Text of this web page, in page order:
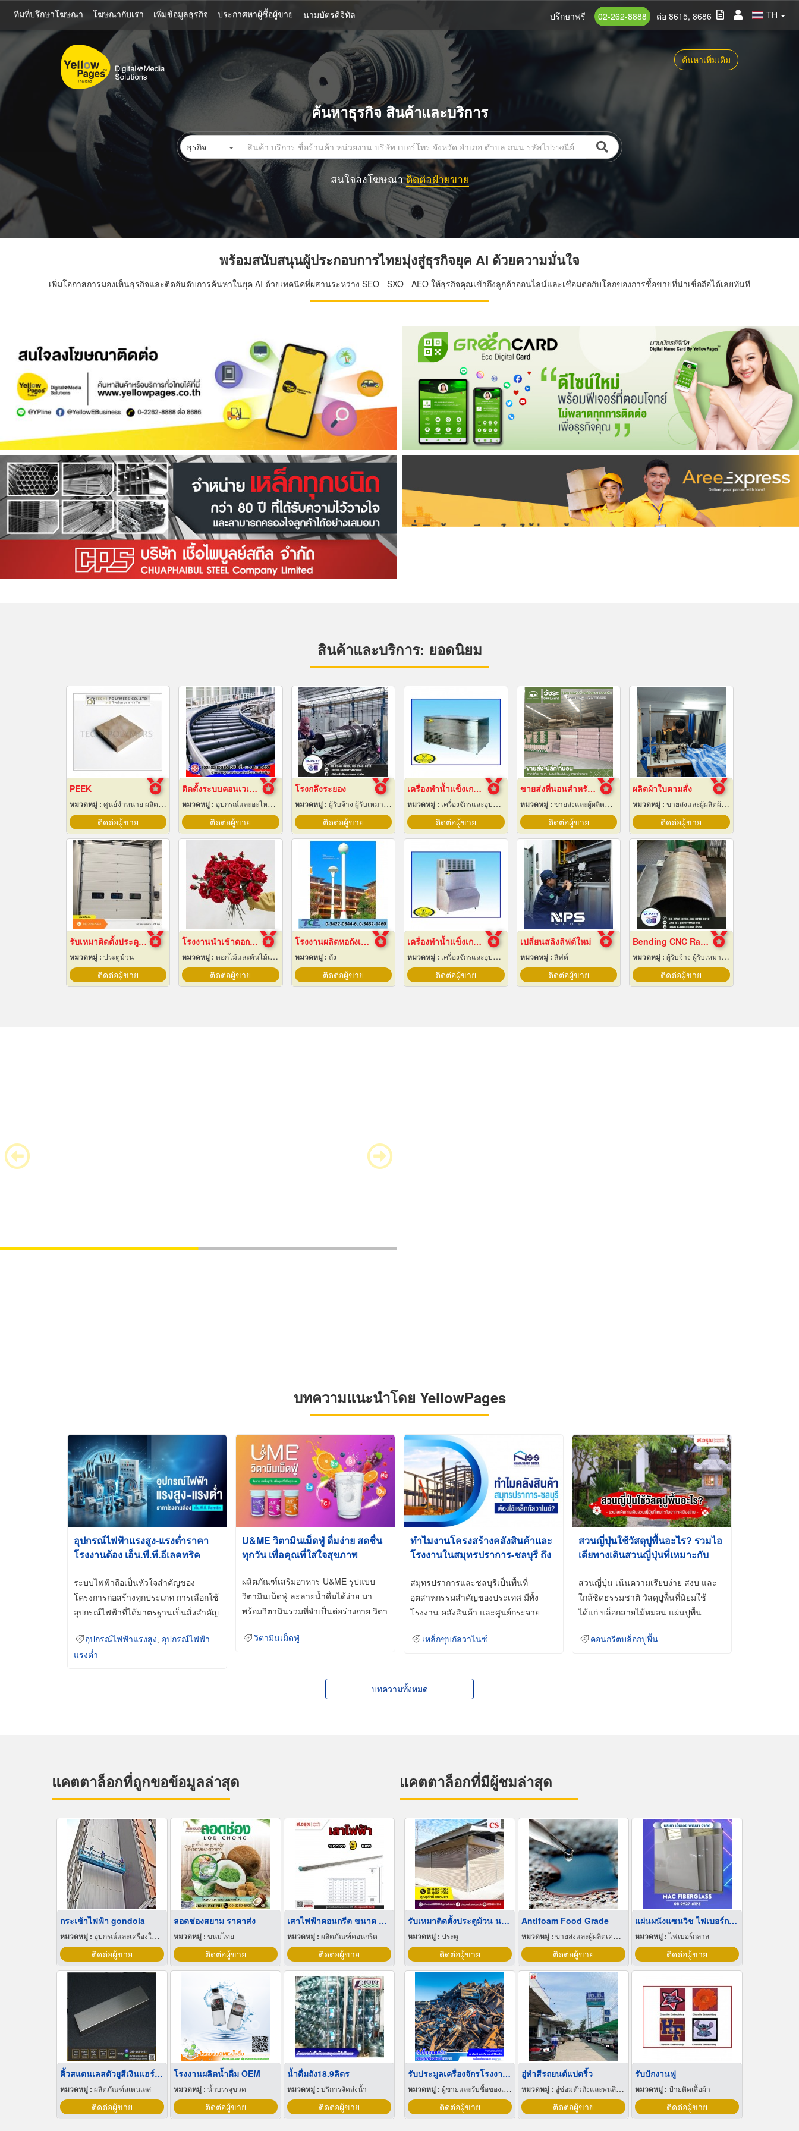
ยัง
ทีมที่ปรึกษาโฆษณา โฆษณากับเรา เพิ่มข้อมูลธุรกิจ ประกาศหาผู้ซื้อผู้ขาย นามบัตรดิจิทัล TH
ปรึกษาฟรี 02-262-8888 ต่อ 8615, 8686
ค้นหาเพิ่มเติม
ค้นหาธุรกิจ สินค้าและบริการ
ธุรกิจ
สนใจลงโฆษณาติดต่อฝ่ายขาย
พร้อมสนับสนุนผู้ประกอบการไทยมุ่งสู่ธุรกิจยุค AI ด้วยความมั่นใจ
เพิ่มโอกาสการมองเห็นธุรกิจและติดอันดับการค้นหาในยุค AI ด้วยเทคนิคที่ผสานระหว่าง SEO - SXO - AEO ให้ธุรกิจคุณเข้าถึงลูกค้าออนไลน์และเชื่อมต่อกับโลกของการซื้อขายที่น่าเชื่อถือได้เลยทันที
สินค้าและบริการ: ยอดนิยม
PEEK
หมวดหมู่ : ศูนย์จำหน่าย ผลิตภัณฑ์พลาสติกชนิดแท่ง ท่อ แผ่นและสาย
ติดต่อผู้ขาย
ติดตั้งระบบคอนเวเยอร์ (conveyor)
หมวดหมู่ : อุปกรณ์และอะไหล่เครื่องลำเลียงวัสดุ
ติดต่อผู้ขาย
โรงกลึงระยอง
หมวดหมู่ : ผู้รับจ้าง ผู้รับเหมากลึง
ติดต่อผู้ขาย
เครื่องทำน้ำแข็งเกล็ด เชียงใหม่
หมวดหมู่ : เครื่องจักรและอุปกรณ์ผลิตน้ำแข็ง
ติดต่อผู้ขาย
ขายส่งที่นอนสำหรับโรงแรม
หมวดหมู่ : ขายส่งและผู้ผลิตที่นอน
ติดต่อผู้ขาย
ผลิตผ้าใบตามสั่ง
หมวดหมู่ : ขายส่งและผู้ผลิตผ้าใบ
ติดต่อผู้ขาย
รับเหมาติดตั้งประตูไฮสปีดดอร์
หมวดหมู่ : ประตูม้วน
ติดต่อผู้ขาย
โรงงานนำเข้าดอกไม้ปลอม
หมวดหมู่ : ดอกไม้และต้นไม้เทียม
ติดต่อผู้ขาย
โรงงานผลิตหอถังเหล็กเก็บน้ำ
หมวดหมู่ : ถัง
ติดต่อผู้ขาย
เครื่องทำน้ำแข็งเกล็ดกรอบ เชียงใหม่
หมวดหมู่ : เครื่องจักรและอุปกรณ์ผลิตน้ำแข็ง
ติดต่อผู้ขาย
เปลี่ยนสลิงลิฟต์ใหม่
หมวดหมู่ : ลิฟต์
ติดต่อผู้ขาย
Bending CNC Rayong
หมวดหมู่ : ผู้รับจ้าง ผู้รับเหมากลึง
ติดต่อผู้ขาย
บทความแนะนำโดย YellowPages
อุปกรณ์ไฟฟ้าแรงสูง-แรงต่ำราคา
โรงงานต้อง เอ็น.พี.ที.อีเลคทริค
ระบบไฟฟ้าถือเป็นหัวใจสำคัญของ
โครงการก่อสร้างทุกประเภท การเลือกใช้
อุปกรณ์ไฟฟ้าที่ได้มาตรฐานเป็นสิ่งสำคัญ
อุปกรณ์ไฟฟ้าแรงสูง
อุปกรณ์ไฟฟ้า
แรงต่ำ
U&ME วิตามินเม็ดฟู่ ดื่มง่าย สดชื่น
ทุกวัน เพื่อคุณที่ใส่ใจสุขภาพ
ผลิตภัณฑ์เสริมอาหาร U&ME รูปแบบ
วิตามินเม็ดฟู่ ละลายน้ำดื่มได้ง่าย มา
พร้อมวิตามินรวมที่จำเป็นต่อร่างกาย วิตา
วิตามินเม็ดฟู่
ทำไมงานโครงสร้างคลังสินค้าและ
โรงงานในสมุทรปราการ-ชลบุรี ถึง
Galvanized)
สมุทรปราการและชลบุรีเป็นพื้นที่
อุตสาหกรรมสำคัญของประเทศ มีทั้ง
โรงงาน คลังสินค้า และศูนย์กระจาย
เหล็กชุบกัลวาไนซ์
สวนญี่ปุ่นใช้วัสดุปูพื้นอะไร? รวมไอ
เดียทางเดินสวนญี่ปุ่นที่เหมาะกับ
สวนญี่ปุ่น เน้นความเรียบง่าย สงบ และ
ใกล้ชิดธรรมชาติ วัสดุปูพื้นที่นิยมใช้
ได้แก่ บล็อกลายไม้หมอน แผ่นปูพื้น
คอนกรีตบล็อกปูพื้น
บทความทั้งหมด
แคตตาล็อกที่ถูกขอข้อมูลล่าสุด
กระเช้าไฟฟ้า gondola
หมวดหมู่ : อุปกรณ์และเครื่องใช้ก่อสร้าง
ติดต่อผู้ขาย
ลอดช่องสยาม ราคาส่ง
หมวดหมู่ : ขนมไทย
ติดต่อผู้ขาย
เสาไฟฟ้าคอนกรีต ขนาด 9 เมตร มาตรฐานการไฟฟ้าส่วนภูมิภาค
หมวดหมู่ :ผลิตภัณฑ์คอนกรีต
ติดต่อผู้ขาย
คิ้วสแตนเลสตัวยูสีเงินแฮร์ไลน์
หมวดหมู่ : ผลิตภัณฑ์สเตนเลส
ติดต่อผู้ขาย
โรงงานผลิตน้ำดื่ม OEM
หมวดหมู่ : น้ำบรรจุขวด
ติดต่อผู้ขาย
น้ำดื่มถัง18.9ลิตร
หมวดหมู่ :บริการจัดส่งน้ำ
ติดต่อผู้ขาย
แคตตาล็อกที่มีผู้ชมล่าสุด
รับเหมาติดตั้งประตูม้วน นครปฐม
หมวดหมู่ : ประตู
ติดต่อผู้ขาย
Antifoam Food Grade
หมวดหมู่ : ขายส่งและผู้ผลิตเคมีภัณฑ์
ติดต่อผู้ขาย
แผ่นผนังแซนวิช ไฟเบอร์กลาส
หมวดหมู่ :ไฟเบอร์กลาส
ติดต่อผู้ขาย
รับประมูลเครื่องจักรโรงงานให้ราคาสูง
หมวดหมู่ : ผู้ขายและรับซื้อของเก่าและเศษเหล็ก
ติดต่อผู้ขาย
อู่ทําสีรถยนต์แปดริ้ว
หมวดหมู่ : อู่ซ่อมตัวถังและพ่นสีรถยนต์
ติดต่อผู้ขาย
รับปักงานฟู
หมวดหมู่ :ป้ายติดเสื้อผ้า
ติดต่อผู้ขาย